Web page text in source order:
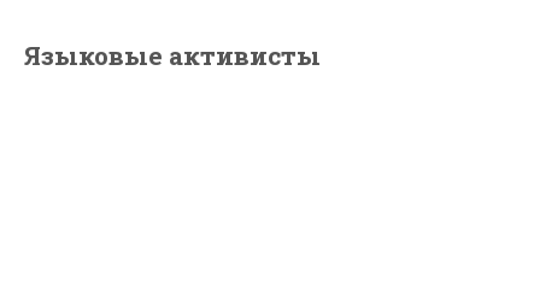
Языковые активисты